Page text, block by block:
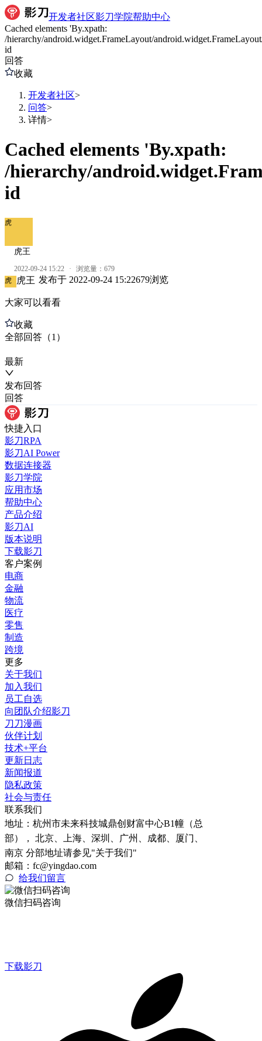
开发者社区影刀学院帮助中心
Cached elements 'By.xpath:
/hierarchy/android.widget.FrameLayout/
id
回答
收藏
开发者社区>
问答>
详情>
Cached elements 'By.xpath:
/hierarchy/
id
虎
虎王
2022-09-24 15:22 · 浏览量： 679
虎
虎王 发布于 2022-09-24 15:22679浏览
大家可以看看
收藏
全部回答 （1 ）
最新
发布回答
回答
快捷入口
影刀RPA
影刀AI Power
数据连接器
影刀学院
应用市场
帮助中心
产品介绍
影刀AI
版本说明
下载影刀
客户案例
电商
金融
物流
医疗
零售
制造
跨境
更多
关于我们
加入我们
员工自选
向团队介绍影刀
刀刀漫画
伙伴计划
技术+平台
更新日志
新闻报道
隐私政策
社会与责任
联系我们
地址： 杭州市未来科技城鼎创财富中心B1幢（总
部）， 北京、上海、深圳、广州、成都、厦门、
南京 分部地址请参见"关于我们"
邮箱：fc@yingdao.com
给我们留言
微信扫码咨询
下载影刀